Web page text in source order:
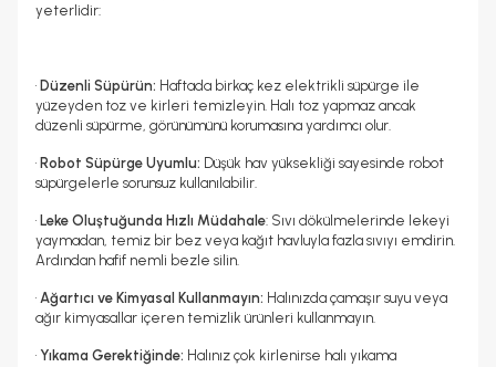
yeterlidir:
• Düzenli Süpürün: Haftada birkaç kez elektrikli süpürge ile
yüzeyden toz ve kirleri temizleyin. Halı toz yapmaz ancak
düzenli süpürme, görünümünü korumasına yardımcı olur.
• Robot Süpürge Uyumlu: Düşük hav yüksekliği sayesinde robot
süpürgelerle sorunsuz kullanılabilir.
• Leke Oluştuğunda Hızlı Müdahale: Sıvı dökülmelerinde lekeyi
yaymadan, temiz bir bez veya kağıt havluyla fazla sıvıyı emdirin.
Ardından hafif nemli bezle silin.
• Ağartıcı ve Kimyasal Kullanmayın: Halınızda çamaşır suyu veya
ağır kimyasallar içeren temizlik ürünleri kullanmayın.
• Yıkama Gerektiğinde: Halınız çok kirlenirse halı yıkama